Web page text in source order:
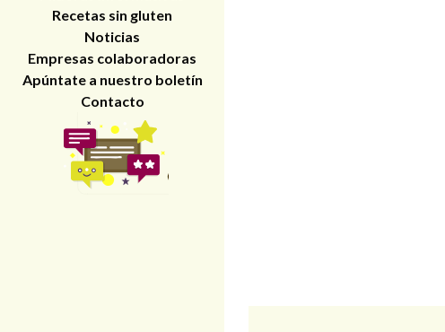
Recetas sin gluten
Noticias
Empresas colaboradoras
Apúntate a nuestro boletín
Contacto